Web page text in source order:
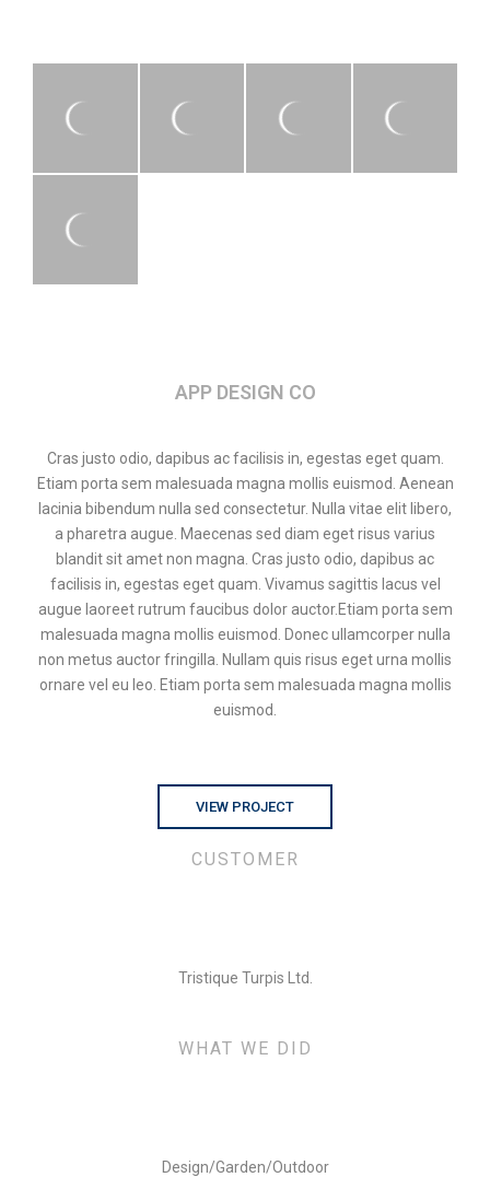
APP DESIGN CO
Cras justo odio, dapibus ac facilisis in, egestas eget quam.
Etiam porta sem malesuada magna mollis euismod. Aenean
lacinia bibendum nulla sed consectetur. Nulla vitae elit libero,
a pharetra augue. Maecenas sed diam eget risus varius
blandit sit amet non magna. Cras justo odio, dapibus ac
facilisis in, egestas eget quam. Vivamus sagittis lacus vel
augue laoreet rutrum faucibus dolor auctor.Etiam porta sem
malesuada magna mollis euismod. Donec ullamcorper nulla
non metus auctor fringilla. Nullam quis risus eget urna mollis
ornare vel eu leo. Etiam porta sem malesuada magna mollis
euismod.
VIEW PROJECT
CUSTOMER
Tristique Turpis Ltd.
WHAT WE DID
Design/Garden/Outdoor